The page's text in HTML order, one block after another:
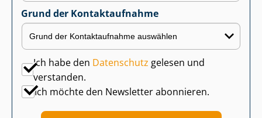
Grund der Kontaktaufnahme
Ich habe den Datenschutz gelesen und
verstanden.
Ich möchte den Newsletter abonnieren.